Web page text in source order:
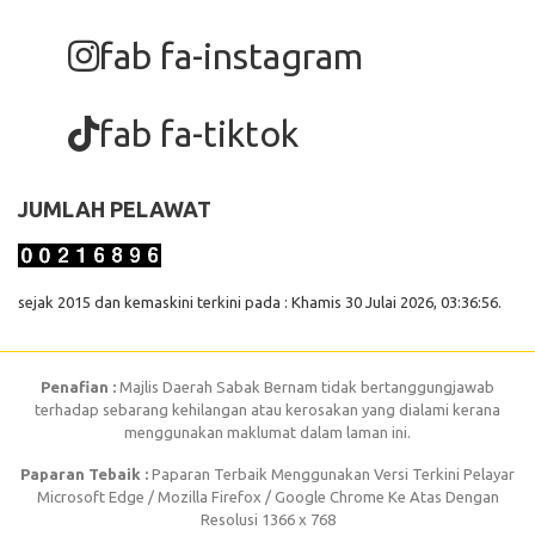
fab fa-instagram
fab fa-tiktok
JUMLAH PELAWAT
sejak 2015 dan kemaskini terkini pada : Khamis 30 Julai 2026, 03:36:56.
Penafian : Majlis Daerah Sabak Bernam tidak bertanggungjawab
terhadap sebarang kehilangan atau kerosakan yang dialami kerana
menggunakan maklumat dalam laman ini.
Paparan Tebaik : Paparan Terbaik Menggunakan Versi Terkini Pelayar
Microsoft Edge / Mozilla Firefox / Google Chrome Ke Atas Dengan
Resolusi 1366 x 768